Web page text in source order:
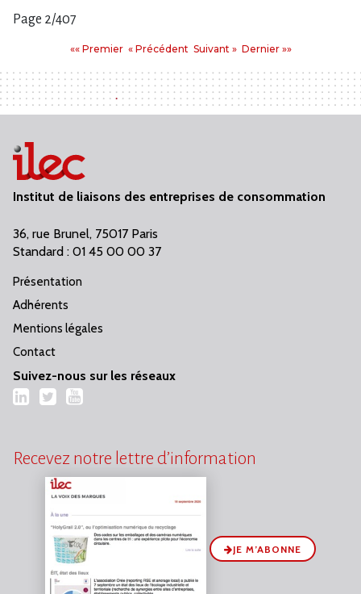
Page 2/407
«« PremierPremier
« PrécédentPrécédent
Suivant
Suivant » Dernier
Dernier »»
Institut de liaisons des entreprises de consommation
36, rue Brunel, 75017 Paris
Standard : 01 45 00 00 37
Présentation
Adhérents
Mentions légales
Contact
Suivez-nous sur les réseaux
LinkedIn
TwitterYouTube
Recevez notre lettre d’information
JE M’ABONNE